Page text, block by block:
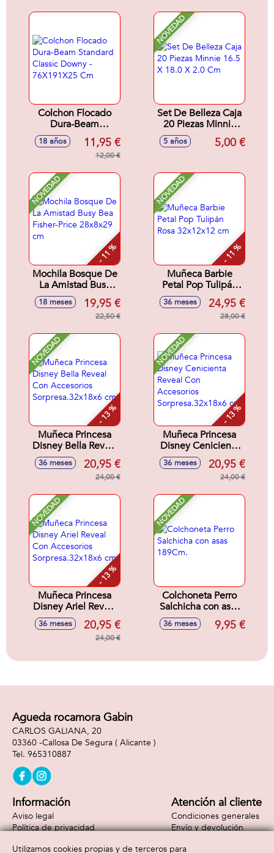
Colchon Flocado
Dura-Beam
Standard Classic
Downy -
76X191X25 Cm
18 años 11,95 €
12,00 €
NOVEDAD
Set De Belleza Caja
20 Piezas Minnie
16.5 X 18.0 X 2.0
5 años 5,00 €
NOVEDAD
- 11 %
Mochila Bosque De
La Amistad Busy
Bea Fisher-Price
28x8x29 cm
18 meses 19,95 €
22,50 €
NOVEDAD
- 11 %
Muñeca Barbie
Petal Pop Tulipán
Rosa 32x12x12 cm
36 meses 24,95 €
28,00 €
NOVEDAD
- 13 %
Muñeca Princesa
Disney Bella Reveal
Con Accesorios
Sorpresa.32x18x6
36 meses 20,95 €
24,00 €
NOVEDAD
- 13 %
Muñeca Princesa
Disney Cenicienta
Reveal Con
Accesorios
Sorpresa.32x18x6
36 meses 20,95 €
24,00 €
NOVEDAD
- 13 %
Muñeca Princesa
Disney Ariel Reveal
Con Accesorios
Sorpresa.32x18x6
36 meses 20,95 €
24,00 €
NOVEDAD
Colchoneta Perro
Salchicha con asas
189Cm.
36 meses 9,95 €
Agueda rocamora Gabin
CARLOS GALIANA, 20
03360 -Callosa De Segura ( Alicante )
965310887
Información
Aviso legal
Política de privacidad
Atención al cliente
Condiciones generales
Envío y devolución
Utilizamos cookies propias y de terceros para